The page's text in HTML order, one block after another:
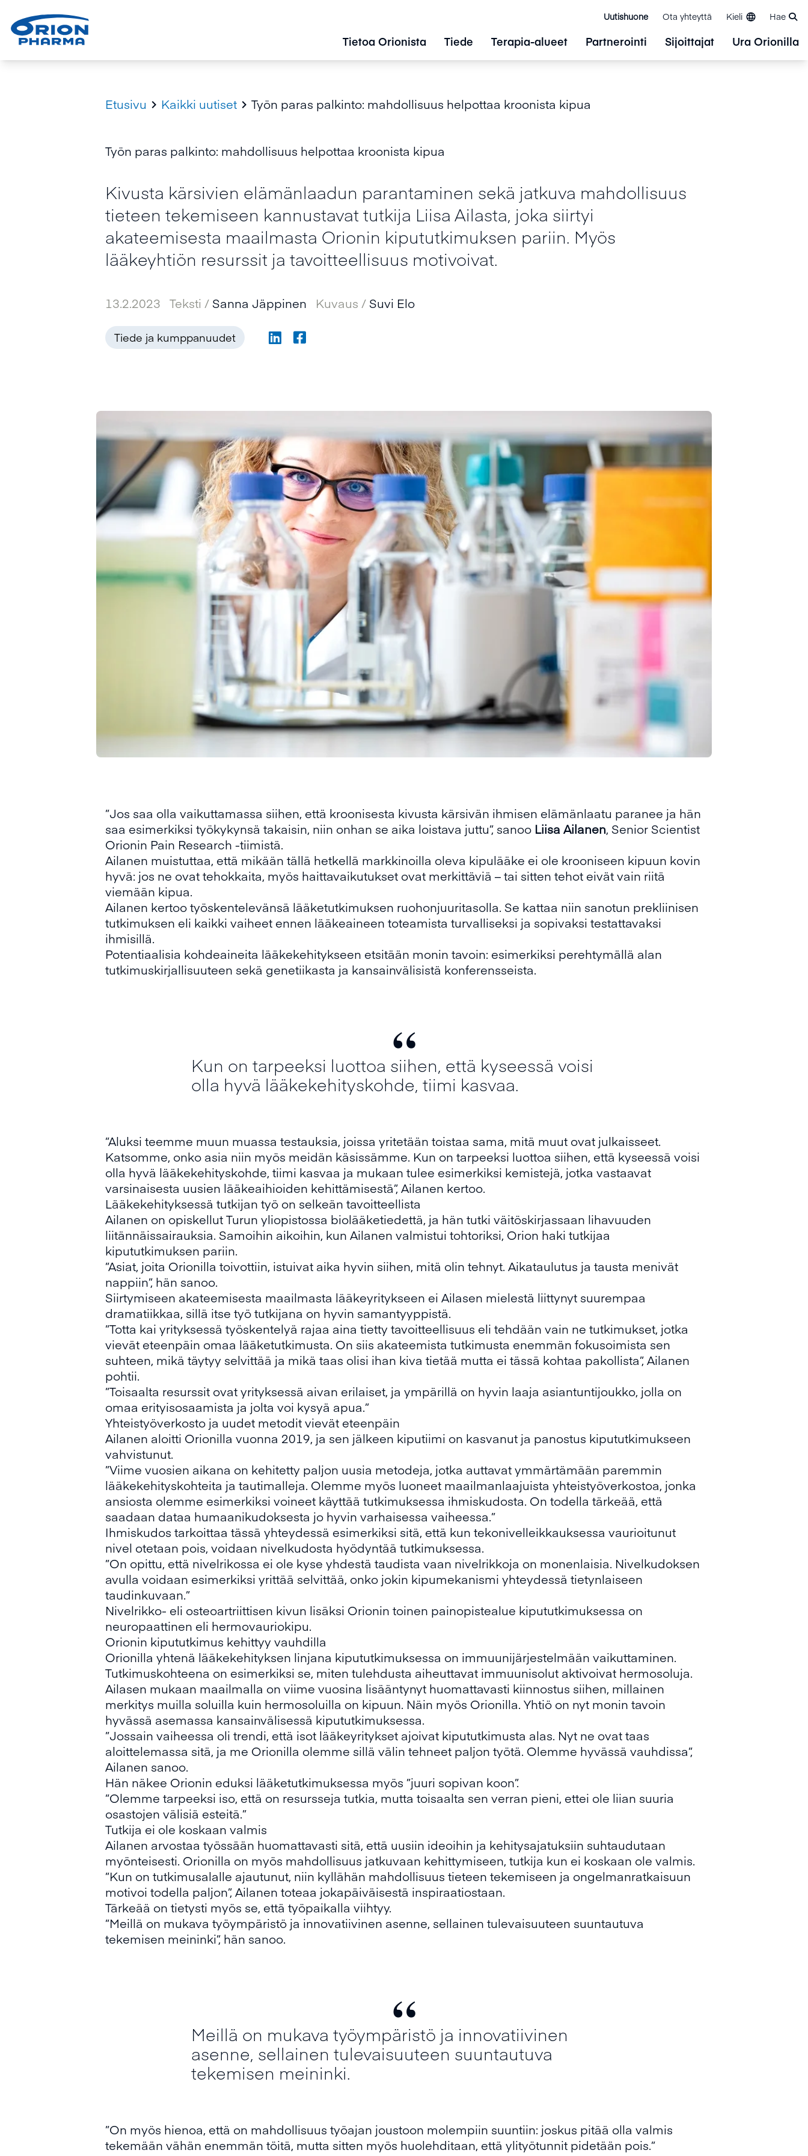
Uutishuone Ota yhteyttä Kieli Hae
Tietoa Orionista Tiede Terapia-alueet Partnerointi Sijoittajat Ura Orionilla
Etusivu  Kaikki uutiset  Työn paras palkinto: mahdollisuus helpottaa kroonista kipua
Työn paras palkinto: mahdollisuus helpottaa kroonista kipua
Kivusta kärsivien elämänlaadun parantaminen sekä jatkuva mahdollisuus
tieteen tekemiseen kannustavat tutkija Liisa Ailasta, joka siirtyi
akateemisesta maailmasta Orionin kipututkimuksen pariin. Myös
lääkeyhtiön resurssit ja tavoitteellisuus motivoivat.
13.2.2023 Teksti / Sanna Jäppinen Kuvaus / Suvi Elo
Tiede ja kumppanuudet
”Jos saa olla vaikuttamassa siihen, että kroonisesta kivusta kärsivän ihmisen elämänlaatu paranee ja hän
saa esimerkiksi työkykynsä takaisin, niin onhan se aika loistava juttu”, sanoo Liisa Ailanen, Senior Scientist
Orionin Pain Research -tiimistä.
Ailanen muistuttaa, että mikään tällä hetkellä markkinoilla oleva kipulääke ei ole krooniseen kipuun kovin
hyvä: jos ne ovat tehokkaita, myös haittavaikutukset ovat merkittäviä – tai sitten tehot eivät vain riitä
viemään kipua.
Ailanen kertoo työskentelevänsä lääketutkimuksen ruohonjuuritasolla. Se kattaa niin sanotun prekliinisen
tutkimuksen eli kaikki vaiheet ennen lääkeaineen toteamista turvalliseksi ja sopivaksi testattavaksi
ihmisillä.
Potentiaalisia kohdeaineita lääkekehitykseen etsitään monin tavoin: esimerkiksi perehtymällä alan
tutkimuskirjallisuuteen sekä genetiikasta ja kansainvälisistä konferensseista.
“
Kun on tarpeeksi luottoa siihen, että kyseessä voisi
olla hyvä lääkekehityskohde, tiimi kasvaa.
”Aluksi teemme muun muassa testauksia, joissa yritetään toistaa sama, mitä muut ovat julkaisseet.
Katsomme, onko asia niin myös meidän käsissämme. Kun on tarpeeksi luottoa siihen, että kyseessä voisi
olla hyvä lääkekehityskohde, tiimi kasvaa ja mukaan tulee esimerkiksi kemistejä, jotka vastaavat
varsinaisesta uusien lääkeaihioiden kehittämisestä”, Ailanen kertoo.
Lääkekehityksessä tutkijan työ on selkeän tavoitteellista
Ailanen on opiskellut Turun yliopistossa biolääketiedettä, ja hän tutki väitöskirjassaan lihavuuden
liitännäissairauksia. Samoihin aikoihin, kun Ailanen valmistui tohtoriksi, Orion haki tutkijaa
kipututkimuksen pariin.
”Asiat, joita Orionilla toivottiin, istuivat aika hyvin siihen, mitä olin tehnyt. Aikataulutus ja tausta menivät
nappiin”, hän sanoo.
Siirtymiseen akateemisesta maailmasta lääkeyritykseen ei Ailasen mielestä liittynyt suurempaa
dramatiikkaa, sillä itse työ tutkijana on hyvin samantyyppistä.
”Totta kai yrityksessä työskentelyä rajaa aina tietty tavoitteellisuus eli tehdään vain ne tutkimukset, jotka
vievät eteenpäin omaa lääketutkimusta. On siis akateemista tutkimusta enemmän fokusoimista sen
suhteen, mikä täytyy selvittää ja mikä taas olisi ihan kiva tietää mutta ei tässä kohtaa pakollista”, Ailanen
pohtii.
”Toisaalta resurssit ovat yrityksessä aivan erilaiset, ja ympärillä on hyvin laaja asiantuntijoukko, jolla on
omaa erityisosaamista ja jolta voi kysyä apua.”
Yhteistyöverkosto ja uudet metodit vievät eteenpäin
Ailanen aloitti Orionilla vuonna 2019, ja sen jälkeen kiputiimi on kasvanut ja panostus kipututkimukseen
vahvistunut.
”Viime vuosien aikana on kehitetty paljon uusia metodeja, jotka auttavat ymmärtämään paremmin
lääkekehityskohteita ja tautimalleja. Olemme myös luoneet maailmanlaajuista yhteistyöverkostoa, jonka
ansiosta olemme esimerkiksi voineet käyttää tutkimuksessa ihmiskudosta. On todella tärkeää, että
saadaan dataa humaanikudoksesta jo hyvin varhaisessa vaiheessa.”
Ihmiskudos tarkoittaa tässä yhteydessä esimerkiksi sitä, että kun tekonivelleikkauksessa vaurioitunut
nivel otetaan pois, voidaan nivelkudosta hyödyntää tutkimuksessa.
”On opittu, että nivelrikossa ei ole kyse yhdestä taudista vaan nivelrikkoja on monenlaisia. Nivelkudoksen
avulla voidaan esimerkiksi yrittää selvittää, onko jokin kipumekanismi yhteydessä tietynlaiseen
taudinkuvaan.”
Nivelrikko- eli osteoartriittisen kivun lisäksi Orionin toinen painopistealue kipututkimuksessa on
neuropaattinen eli hermovauriokipu.
Orionin kipututkimus kehittyy vauhdilla
Orionilla yhtenä lääkekehityksen linjana kipututkimuksessa on immuunijärjestelmään vaikuttaminen.
Tutkimuskohteena on esimerkiksi se, miten tulehdusta aiheuttavat immuunisolut aktivoivat hermosoluja.
Ailasen mukaan maailmalla on viime vuosina lisääntynyt huomattavasti kiinnostus siihen, millainen
merkitys muilla soluilla kuin hermosoluilla on kipuun. Näin myös Orionilla. Yhtiö on nyt monin tavoin
hyvässä asemassa kansainvälisessä kipututkimuksessa.
”Jossain vaiheessa oli trendi, että isot lääkeyritykset ajoivat kipututkimusta alas. Nyt ne ovat taas
aloittelemassa sitä, ja me Orionilla olemme sillä välin tehneet paljon työtä. Olemme hyvässä vauhdissa”,
Ailanen sanoo.
Hän näkee Orionin eduksi lääketutkimuksessa myös ”juuri sopivan koon”.
”Olemme tarpeeksi iso, että on resursseja tutkia, mutta toisaalta sen verran pieni, ettei ole liian suuria
osastojen välisiä esteitä.”
Tutkija ei ole koskaan valmis
Ailanen arvostaa työssään huomattavasti sitä, että uusiin ideoihin ja kehitysajatuksiin suhtaudutaan
myönteisesti. Orionilla on myös mahdollisuus jatkuvaan kehittymiseen, tutkija kun ei koskaan ole valmis.
”Kun on tutkimusalalle ajautunut, niin kyllähän mahdollisuus tieteen tekemiseen ja ongelmanratkaisuun
motivoi todella paljon”, Ailanen toteaa jokapäiväisestä inspiraatiostaan.
Tärkeää on tietysti myös se, että työpaikalla viihtyy.
”Meillä on mukava työympäristö ja innovatiivinen asenne, sellainen tulevaisuuteen suuntautuva
tekemisen meininki”, hän sanoo.
“
Meillä on mukava työympäristö ja innovatiivinen
asenne, sellainen tulevaisuuteen suuntautuva
tekemisen meininki.
”On myös hienoa, että on mahdollisuus työajan joustoon molempiin suuntiin: joskus pitää olla valmis
tekemään vähän enemmän töitä, mutta sitten myös huolehditaan, että ylityötunnit pidetään pois.”